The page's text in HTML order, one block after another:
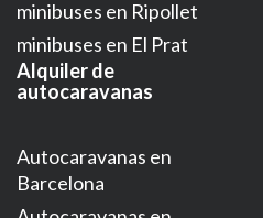
minibuses en Ripollet
minibuses en El Prat
Alquiler de
autocaravanas
Autocaravanas en
Barcelona